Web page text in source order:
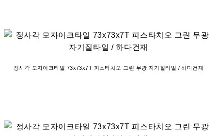
정사각 모자이크타일 73x73x7T 피스타치오 그린 무광 자기질타일 / 하다건재